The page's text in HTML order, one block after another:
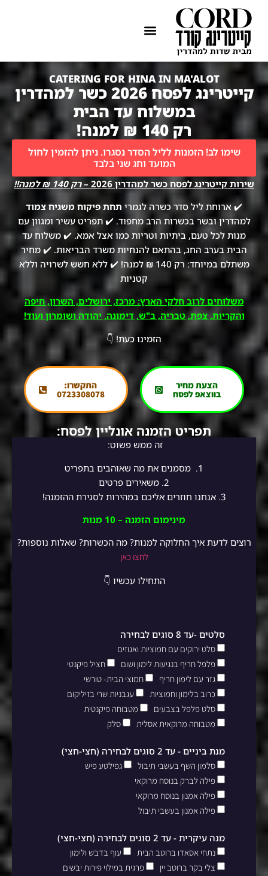
CATERING FOR HINA IN MA'ALOT
קייטרינג לפסח 2026 כשר למהדרין
במשלוח עד הבית
רק 140 ₪ למנה!
שימו לב! הזמנות לליל הסדר נסגרו. ניתן להזמין לחול
המועד וחג שני בלבד
שירות קייטרינג לפסח כשר למהדרין 2026 –
רק 140 ₪ למנה!!
✔️ ארוחת ליל סדר כשרה לגמרי תחת פיקוח משגיח צמוד
למהדרין ובשר בכשרות הרב מחפוד. ✔️ תפריט עשיר ומגוון עם
מנות לכל טעם, ביתיות וטריות כמו אצל אמא. ✔️ משלוח עד
הבית בערב החג, בהתאם להנחיות משרד הבריאות. ✔️ מחיר
משתלם במיוחד: רק 140 ₪ למנה! ✔️ ללא חשש לשרויה וללא
קטניות
משלוחים לרוב חלקי הארץ: מרכז, ירושלים, השרון, חיפה
והקריות, צפת, טבריה, ב"ש, דימונה, יהודה ושומרון ועוד!
הזמינו כעת! 👇
הצעת מחיר
בווצאפ לפסח
התקשרו:
0723308078
תפריט הזמנה אונליין לפסח:
זה ממש פשוט:
1.
מסמנים את מה שאוהבים בתפריט
2. משאירים פרטים
3. אנחנו חוזרים אליכם במהירות לסגירת ההזמנה!
מינימום הזמנה – 10 מנות
רוצים לדעת איך החלוקה למנות? מה הכשרות? שאלות נוספות?
לחצו כאן
התחילו עכשיו 👇
סלטים -עד 8 סוגים לבחירה
סלט ירוקים עם חמוציות ואגוזים
פלפל חריף בנגיעות לימון ושום
חציל פיקנטי
גזר עם לימון חריף
חמוצי הבית- טורשי
כרוב בלימון וחמוציות
עגבניות שרי בזיליקום
סלט פלפל בצבעים
מטבוחה פיקנטית
מטבוחה מרוקאית אסלית
סלק
מנת ביניים - עד 2 סוגים לבחירה (חצי-חצי)
סלמון השף בעשבי תיבול
גפילטע פיש
פילה לברק בנוסח מרוקאי
פילה אמנון בנוסח מרוקאי
פילה אמנון בעשבי תיבול
מנה עיקרית - עד 2 סוגים לבחירה (חצי-חצי)
נתחי אסאדו ברוטב הבית
עוף בדבש ולימון
צלי בקר ברוטב יין
פרגית במילוי פירות יבשים